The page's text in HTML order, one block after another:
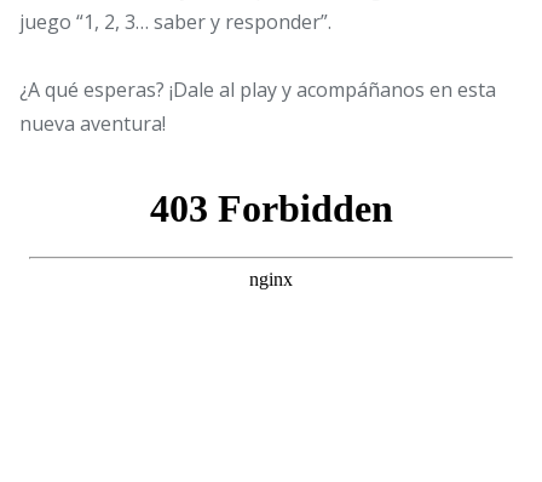
juego “1, 2, 3… saber y responder”.
¿A qué esperas? ¡Dale al play y acompáñanos en esta
nueva aventura!